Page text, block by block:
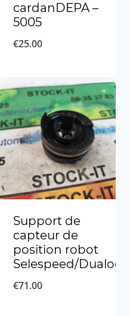
cardanDEPA –
5005
€25.00
Support de
capteur de
position robot
Selespeed/
€71.00